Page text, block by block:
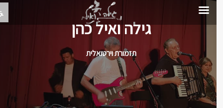
גילה ואיל כהן
תזמורת וירטואלית